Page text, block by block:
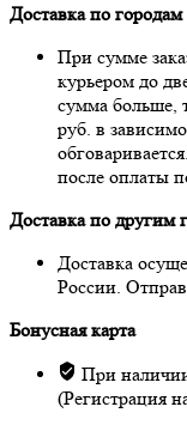
Доставка по
При сумме
курьером до
сумма больше,
руб. в
после оплаты
Доставка по другим
Доставка
России.
Бонусная карта
При
(Регистрация